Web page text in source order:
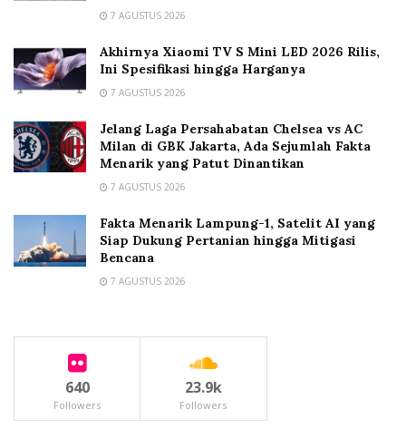
7 AGUSTUS 2026
Akhirnya Xiaomi TV S Mini LED 2026 Rilis,
Ini Spesifikasi hingga Harganya
7 AGUSTUS 2026
Jelang Laga Persahabatan Chelsea vs AC
Milan di GBK Jakarta, Ada Sejumlah Fakta
Menarik yang Patut Dinantikan
7 AGUSTUS 2026
Fakta Menarik Lampung-1, Satelit AI yang
Siap Dukung Pertanian hingga Mitigasi
Bencana
7 AGUSTUS 2026
640
Followers
23.9k
Followers